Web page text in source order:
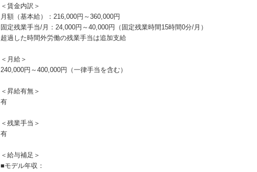
＜賃金内訳＞
月額（基本給）：216,000円～360,000円
固定残業手当/月：24,000円～40,000円（固定残業時間15時間0分/月）
超過した時間外労働の残業手当は追加支給
＜月給＞
240,000円～400,000円（一律手当を含む）
＜昇給有無＞
有
＜残業手当＞
有
＜給与補足＞
■モデル年収：